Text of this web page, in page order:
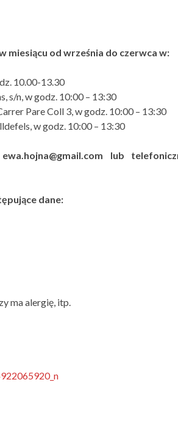
miesiącu od września do czerwca w:
10.00-13.30
s/n, w godz. 10:00 – 13:30
Pare Coll 3, w godz. 10:00 – 13:30
w godz. 10:00 – 13:30
lub
dane:
ma alergię, itp.